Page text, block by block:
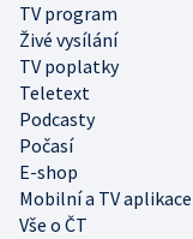
TV program
Živé vysílání
TV poplatky
Teletext
Podcasty
Počasí
E-shop
Mobilní a TV aplikace
Vše o ČT